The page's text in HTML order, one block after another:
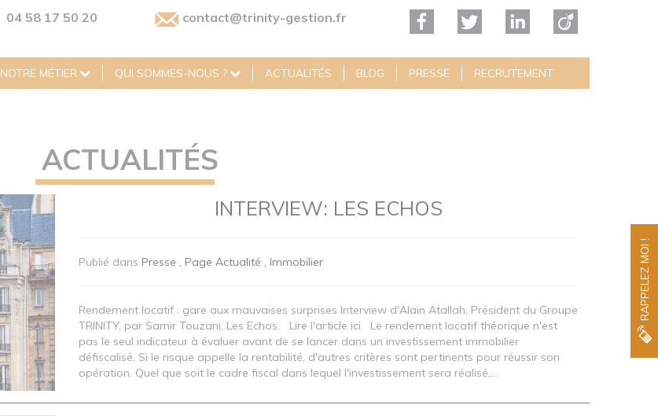
RAPPELEZ MOI !
04 58 17 50 20 contact@trinity-gestion.fr
NOTRE MÉTIER QUI SOMMES-NOUS ? ACTUALITÉS BLOG PRESSE RECRUTEMENT
ACTUALITÉS
INTERVIEW: LES ECHOS
Publié dans Presse Page Actualité Immobilier
Rendement locatif : gare aux mauvaises surprises Interview d'Alain Atallah, Président du Groupe
TRINITY, par Samir Touzani, Les Echos. Lire l'article ici Le rendement locatif théorique n'est
pas le seul indicateur à évaluer avant de se lancer dans un investissement immobilier
défiscalisé. Si le risque appelle la rentabilité, d'autres critères sont pertinents pour réussir son
opération. Quel que soit le cadre fiscal dans lequel l'investissement sera réalisé,...